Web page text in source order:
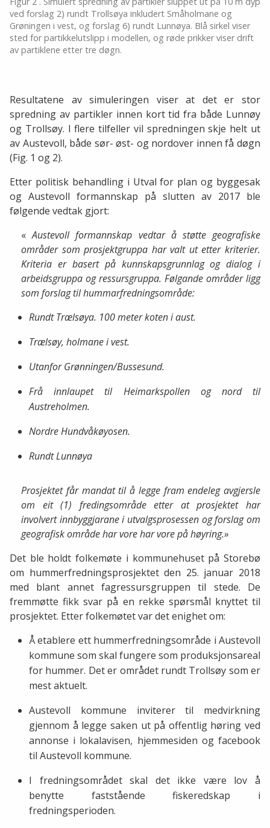
ved forslag 2) rundt Trollsøya inkludert Småholmane og
Grøningen i vest, og forslag 6) rundt Lunnøya. Blå sirkel viser
sted for partikkelutslipp i modellen, og røde prikker viser drift
av partiklene etter tre døgn.
Resultatene av simuleringen viser at det er stor
spredning av partikler innen kort tid fra både Lunnøy
og Trollsøy. I flere tilfeller vil spredningen skje helt ut
av Austevoll, både sør- øst- og nordover innen få døgn
(Fig. 1 og 2).
Etter politisk behandling i Utval for plan og byggesak
og Austevoll formannskap på slutten av 2017 ble
følgende vedtak gjort:
«Austevoll formannskap vedtar å støtte geografiske
områder som prosjektgruppa har valt ut etter kriterier.
Kriteria er basert på kunnskapsgrunnlag og dialog i
arbeidsgruppa og ressursgruppa. Følgande områder ligg
som forslag til hummarfredningsområde:
Rundt Trælsøya. 100 meter koten i aust.
Trælsøy, holmane i vest.
Utanfor Grønningen/Bussesund.
Frå innlaupet til Heimarkspollen og nord til
Austreholmen.
Nordre Hundvåkøyosen.
Rundt Lunnøya
Prosjektet får mandat til å legge fram endeleg avgjersle
om eit (1) fredingsområde etter at prosjektet har
involvert innbyggjarane i utvalgsprosessen og forslag om
geografisk område har vore har vore på høyring.»
Det ble holdt folkemøte i kommunehuset på Storebø
om hummerfredningsprosjektet den 25. januar 2018
med blant annet fagressursgruppen til stede. De
fremmøtte fikk svar på en rekke spørsmål knyttet til
prosjektet. Etter folkemøtet var det enighet om:
Å etablere ett hummerfredningsområde i Austevoll
kommune som skal fungere som produksjonsareal
for hummer. Det er området rundt Trollsøy som er
mest aktuelt.
Austevoll kommune inviterer til medvirkning
gjennom å legge saken ut på offentlig høring ved
annonse i lokalavisen, hjemmesiden og facebook
til Austevoll kommune.
I fredningsområdet skal det ikke være lov å
benytte faststående fiskeredskap i
fredningsperioden.